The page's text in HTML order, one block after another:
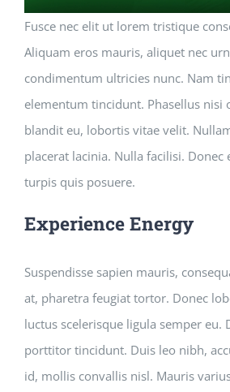
Fusce nec elit ut lorem tristique
Aliquam eros mauris, aliquet nec
condimentum ultricies nunc. Nam
elementum tincidunt. Phasellus nisi
blandit eu, lobortis vitae velit.
placerat lacinia. Nulla facilisi.
turpis quis posuere.
Experience Energy
Suspendisse sapien mauris,
at, pharetra feugiat tortor. Donec
luctus scelerisque ligula semper eu.
porttitor tincidunt. Duis leo nibh,
id, mollis convallis nisl. Mauris